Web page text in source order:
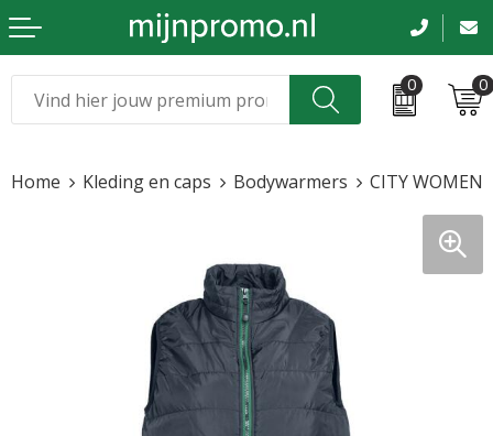
0 0
Kleding & caps
Tassen en reizen
Beurs en evenementen
Sinterklaas
Home Kleding en caps Bodywarmers CITY WOMEN